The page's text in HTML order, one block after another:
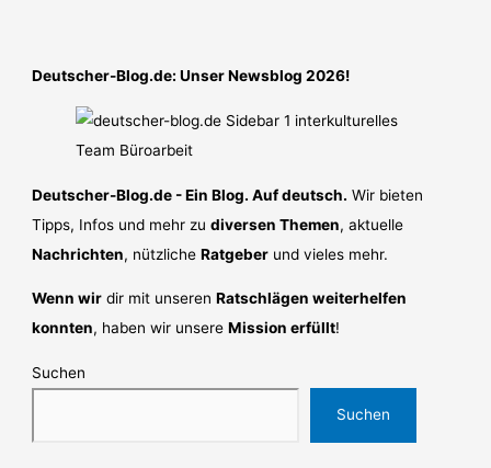
Deutscher-Blog.de: Unser Newsblog 2026!
Deutscher-Blog.de - Ein Blog. Auf deutsch. Wir bieten
Tipps, Infos und mehr zudiversen Themen, aktuelle
Nachrichten, nützlicheRatgeber und vieles mehr.
Wenn wir dir mit unserenRatschlägen weiterhelfen
konnten, haben wir unsereMission erfüllt!
Suchen
Suchen